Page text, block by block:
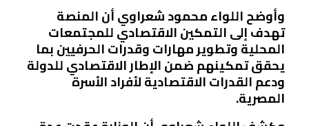
وأوضح اللواء محمود شعراوي أن المنصة
تهدف إلى التمكين الاقتصادي للمجتمعات
المحلية وتطوير مهارات وقدرات الحرفيين بما
يحقق تمكينهم ضمن الإطار الاقتصادي للدولة
ودعم القدرات الاقتصادية لأفراد الأسرة
المصرية.